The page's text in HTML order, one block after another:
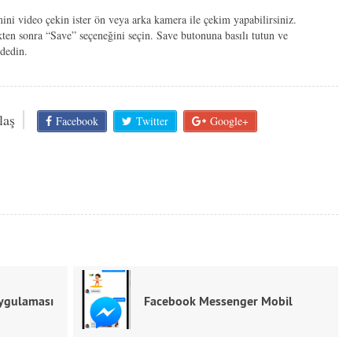
video çekin ister ön veya arka kamera ile çekim yapabilirsiniz.
sonra “Save” seçeneğini seçin. Save butonuna basılı tutun ve
Facebook Twitter Google+
Facebook Messenger Mobil